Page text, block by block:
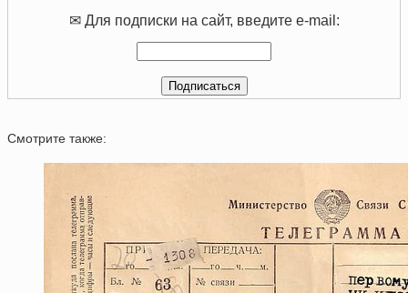
✉ Для подписки на сайт, введите e-mail:
Смотрите также: